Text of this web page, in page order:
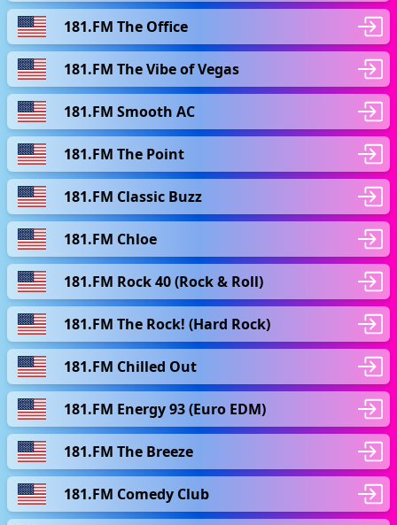
181.FM The Office
181.FM The Vibe of Vegas
181.FM Smooth AC
181.FM The Point
181.FM Classic Buzz
181.FM Chloe
181.FM Rock 40 (Rock & Roll)
181.FM The Rock! (Hard Rock)
181.FM Chilled Out
181.FM Energy 93 (Euro EDM)
181.FM The Breeze
181.FM Comedy Club